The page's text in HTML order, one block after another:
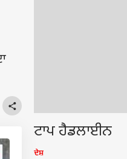
ਟਾਪ ਹੈਡਲਾਈਨ
ਦੇਸ਼